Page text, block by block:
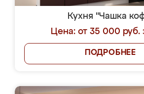
Кухня "Чашка
Цена: от 35 000 руб.
ПОДРОБНЕЕ